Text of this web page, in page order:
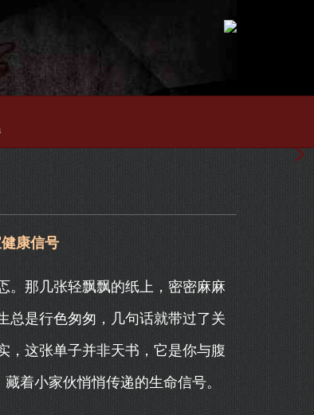
康信号
。那几张轻飘飘的纸上，密密麻麻
总是行色匆匆，几句话就带过了关
，这张单子并非天书，它是你与腹
着小家伙悄悄传递的生命信号。